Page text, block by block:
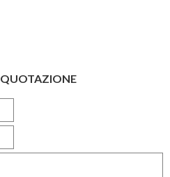
QUOTAZIONE